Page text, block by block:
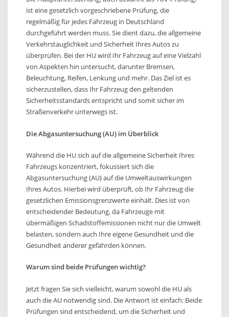
ist eine gesetzlich vorgeschriebene Prüfung, die
regelmäßig für jedes Fahrzeug in Deutschland
durchgeführt werden muss. Sie dient dazu, die allgemeine
Verkehrstauglichkeit und Sicherheit Ihres Autos zu
überprüfen. Bei der HU wird Ihr Fahrzeug auf eine Vielzahl
von Aspekten hin untersucht, darunter Bremsen,
Beleuchtung, Reifen, Lenkung und mehr. Das Ziel ist es
sicherzustellen, dass Ihr Fahrzeug den geltenden
Sicherheitsstandards entspricht und somit sicher im
Straßenverkehr unterwegs ist.
Die Abgasuntersuchung (AU) im Überblick
Während die HU sich auf die allgemeine Sicherheit Ihres
Fahrzeugs konzentriert, fokussiert sich die
Abgasuntersuchung (AU) auf die Umweltauswirkungen
Ihres Autos. Hierbei wird überprüft, ob Ihr Fahrzeug die
gesetzlichen Emissionsgrenzwerte einhält. Dies ist von
entscheidender Bedeutung, da Fahrzeuge mit
übermäßigen Schadstoffemissionen nicht nur die Umwelt
belasten, sondern auch Ihre eigene Gesundheit und die
Gesundheit anderer gefährden können.
Warum sind beide Prüfungen wichtig?
Jetzt fragen Sie sich vielleicht, warum sowohl die HU als
auch die AU notwendig sind. Die Antwort ist einfach: Beide
Prüfungen sind entscheidend, um die Sicherheit und